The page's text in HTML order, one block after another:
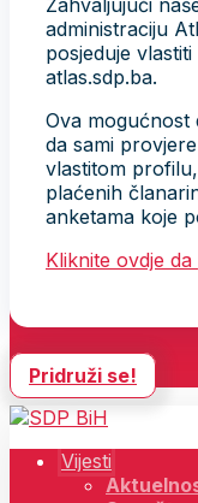
Zahvaljujući
administraciju
posjeduje
atlas.sdp.ba.
Ova mogućnost
da sami
vlastitom
plaćenih
anketama koje
Kliknite ovdje
Pridruži se!
Vijesti